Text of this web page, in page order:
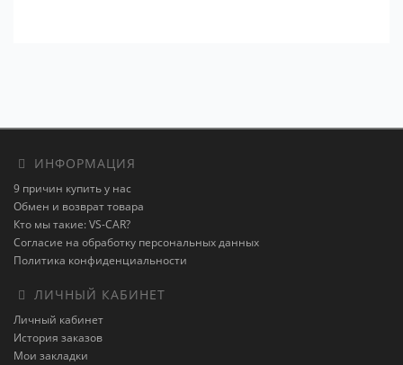
ИНФОРМАЦИЯ
9 причин купить у нас
Обмен и возврат товара
Кто мы такие: VS-CAR?
Согласие на обработку персональных данных
Политика конфиденциальности
ЛИЧНЫЙ КАБИНЕТ
Личный кабинет
История заказов
Мои закладки